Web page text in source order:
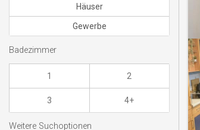
Häuser
Gewerbe
Badezimmer
1 2
3 4+
Weitere Suchoptionen